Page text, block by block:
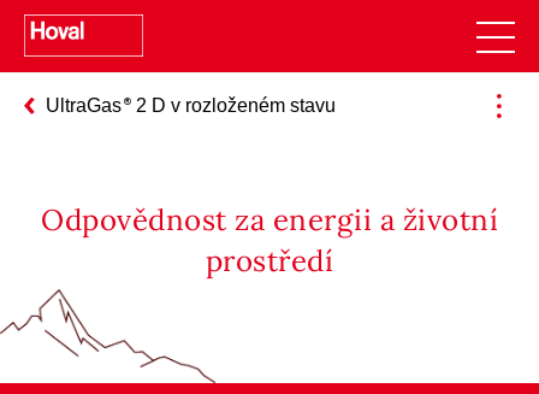
UltraGas 2 D v rozloženém stavu
Odpovědnost za energii a životní
prostředí